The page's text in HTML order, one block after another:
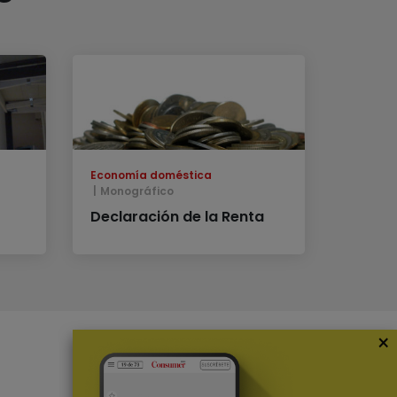
Economía doméstica
Monográfico
Declaración de la Renta
×